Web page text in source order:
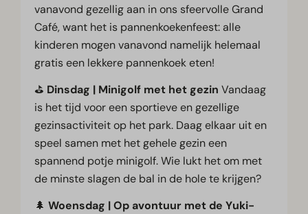
vanavond gezellig aan in ons sfeervolle Grand
Café, want het is pannenkoekenfeest: alle
kinderen mogen vanavond namelijk helemaal
gratis een lekkere pannenkoek eten!
⛳ Dinsdag | Minigolf met het gezin Vandaag
is het tijd voor een sportieve en gezellige
gezinsactiviteit op het park. Daag elkaar uit en
speel samen met het gehele gezin een
spannend potje minigolf. Wie lukt het om met
de minste slagen de bal in de hole te krijgen?
🌲Woensdag | Op avontuur met de Yuki-